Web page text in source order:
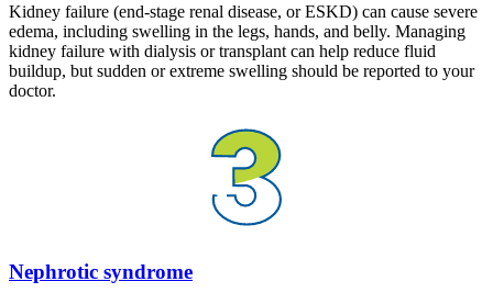
Kidney failure (end-stage renal disease, or ESKD) can cause severe
edema, including swelling in the legs, hands, and belly. Managing
kidney failure with dialysis or transplant can help reduce fluid
buildup, but sudden or extreme swelling should be reported to your
doctor.
Nephrotic syndrome